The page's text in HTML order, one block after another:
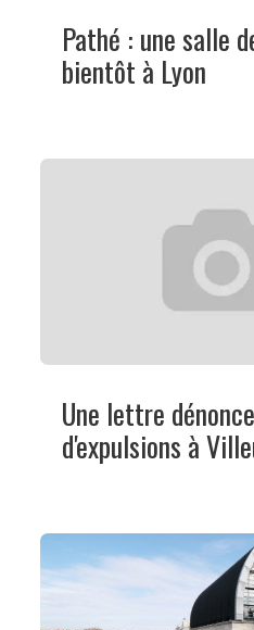
Pathé : une salle
bientôt à Lyon
Une lettre
d'expulsions à